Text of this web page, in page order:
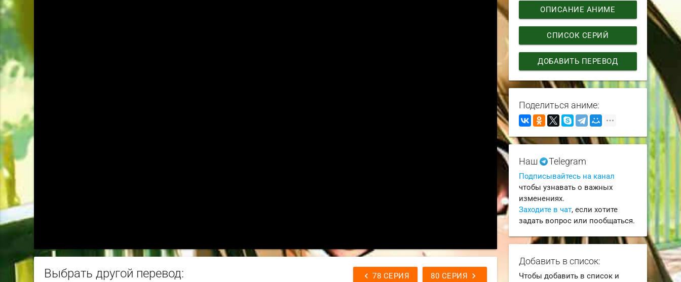
chevron_left 78 СЕРИЯ chevron_right
80 СЕРИЯ
Выбрать другой перевод:
ОПИСАНИЕ АНИМЕ
СПИСОК СЕРИЙ
ДОБАВИТЬ ПЕРЕВОД
Поделиться аниме:
Наш Telegram
Подписывайтесь на канал
чтобы узнавать о важных
изменениях.
Заходите в чат, если хотите
задать вопрос или пообщаться.
Добавить в список:
Чтобы добавить в список и